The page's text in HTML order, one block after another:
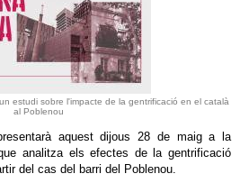
estudi sobre l'impacte de la gentrificació en el català
al Poblenou
aquest dijous 28 de maig a la
analitza els efectes de la gentrificació
del cas del barri del Poblenou.